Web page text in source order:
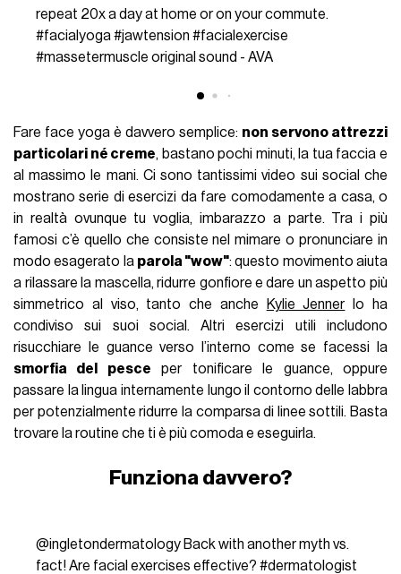
repeat 20x a day at home or on your commute.
#facialyoga#jawtension #facialexercise
#massetermuscle original sound - AVA
Fare face yoga è davvero semplice: non servono attrezzi
particolari né creme, bastano pochi minuti, la tua faccia e
al massimo le mani. Ci sono tantissimi video sui social che
mostrano serie di esercizi da fare comodamente a casa, o
in realtà ovunque tu voglia, imbarazzo a parte. Tra i più
famosi c’è quello che consiste nel mimare o pronunciare in
modo esagerato la parola "wow": questo movimento aiuta
a rilassare la mascella, ridurre gonfiore e dare un aspetto più
simmetrico al viso, tanto che anche
Kylie Jennerlo ha
condiviso sui suoi social. Altri esercizi utili includono
risucchiare le guance verso l’interno come se facessi la
smorfia del pesce per tonificare le guance, oppure
passare la lingua internamente lungo il contorno delle labbra
per potenzialmente ridurre la comparsa di linee sottili. Basta
trovare la routine che ti è più comoda e eseguirla.
Funziona davvero?
@ingletondermatologyBack with another myth vs.
fact! Are facial exercises effective? #dermatologist